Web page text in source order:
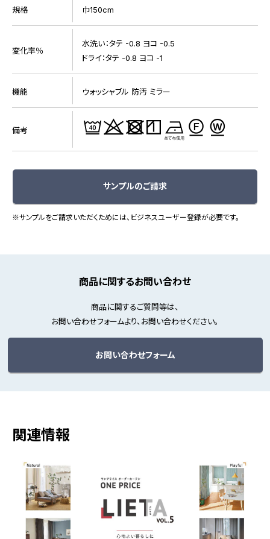
規格 巾150cm
変化率％
水洗い：タテ -0.8 ヨコ -0.5
ドライ：タテ -0.8 ヨコ -1
機能 ウォッシャブル 防汚 ミラー
備考
サンプルのご請求
※サンプルをご請求いただくためには、ビジネスユーザー登録が必要です。
商品に関するお問い合わせ
商品に関するご質問等は、
お問い合わせフォームより、お問い合わせください。
お問い合わせフォーム
関連情報